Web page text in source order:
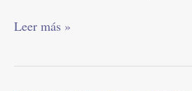
Leer más »